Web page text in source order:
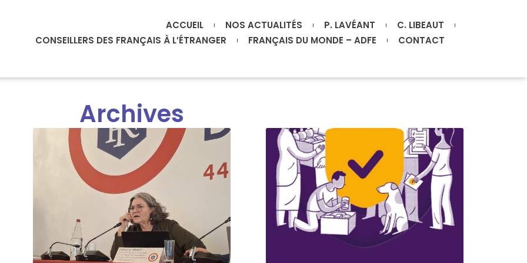
ACCUEIL NOS ACTUALITÉS P. LAVÉANT
C. LIBEAUT
CONSEILLERS DES FRANÇAIS À L’ÉTRANGER
FRANÇAIS DU MONDE – ADFE CONTACT
Archives